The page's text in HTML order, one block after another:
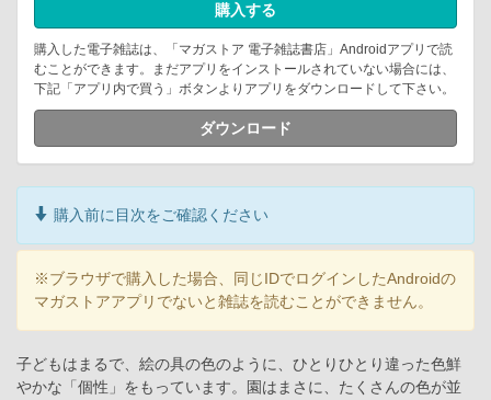
購入する
購入した電子雑誌は、「マガストア 電子雑誌書店」Androidアプリで読
むことができます。まだアプリをインストールされていない場合には、
下記「アプリ内で買う」ボタンよりアプリをダウンロードして下さい。
ダウンロード
購入前に目次をご確認ください
※ブラウザで購入した場合、同じIDでログインしたAndroidの
マガストアアプリでないと雑誌を読むことができません。
子どもはまるで、絵の具の色のように、ひとりひとり違った色鮮
やかな「個性」をもっています。園はまさに、たくさんの色が並